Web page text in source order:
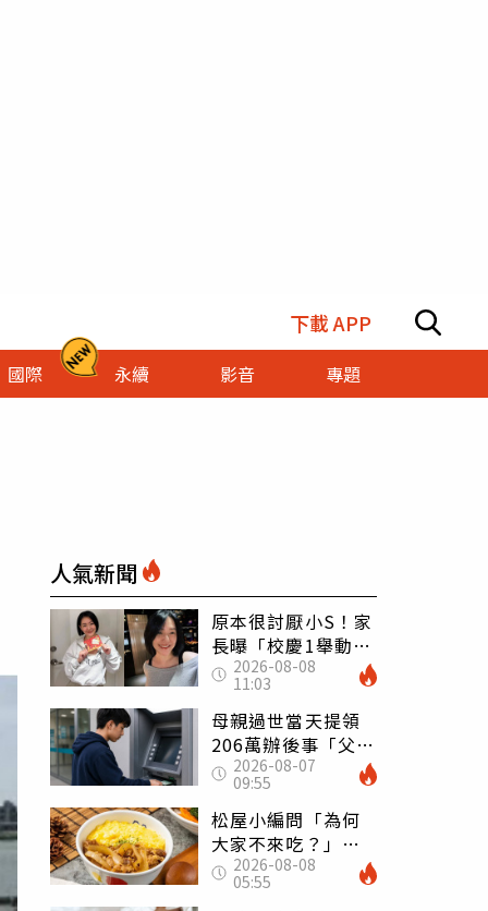
下載 APP
國際 永續 影音 專題
人氣新聞
原本很討厭小S！家
長曝「校慶1舉動」
讓她徹底改觀 網
友洗版認證
2026-08-08
11:03
母親過世當天提領
206萬辦後事「父子
遭判刑」 律師：
搶錢先下手是罪
2026-08-07
09:55
松屋小編問「為何
大家不來吃？」
一票人點出3大問
題：滿手好牌打到
2026-08-08
05:55